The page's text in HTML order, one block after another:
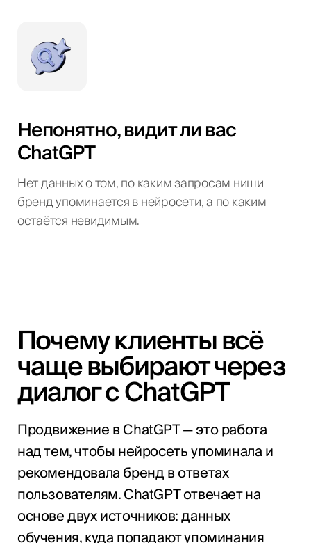
Непонятно, видит ли вас
ChatGPT
Нет данных о том, по каким запросам ниши
бренд упоминается в нейросети, а по каким
остаётся невидимым.
Почему клиенты всё
чаще выбирают через
диалог с ChatGPT
Продвижение в ChatGPT — это работа
над тем, чтобы нейросеть упоминала и
рекомендовала бренд в ответах
пользователям. ChatGPT отвечает на
основе двух источников: данных
обучения, куда попадают упоминания